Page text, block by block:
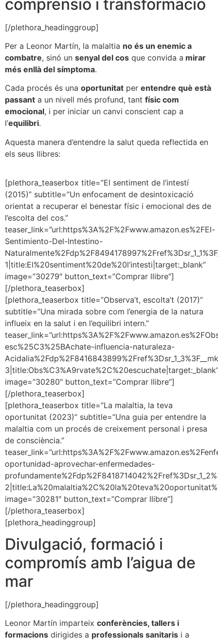
comprensió i transformació
[/plethora_headinggroup]
Per a Leonor Martín, la malaltia no és un enemic a
combatre, sinó un senyal del cos que convida a mirar
més enllà del símptoma.
Cada procés és una oportunitat per entendre què està
passant a un nivell més profund, tant físic com
emocional, i per iniciar un canvi conscient cap a
l’equilibri.
Aquesta manera d’entendre la salut queda reflectida en
els seus llibres:
[plethora_teaserbox title=”El sentiment de l’intestí
(2015)” subtitle=”Un enfocament de desintoxicació
orientat a recuperar el benestar físic i emocional des de
l’escolta del cos.”
teaser_link=”url:https%3A%2F%2Fwww.amazon.es%2FEl-
Sentimiento-Del-Intestino-
1|title:El%20sentiment%20de%20l’intesti|target:_blank”
image=”30279″ button_text=”Comprar llibre”]
[/plethora_teaserbox]
[plethora_teaserbox title=”Observa’t, escolta’t (2017)”
subtitle=”Una mirada sobre com l’energia de la natura
influeix en la salut i en l’equilibri intern.”
esc%25C3%25BAchate-influencia-naturaleza-
image=”30280″ button_text=”Comprar llibre”]
[/plethora_teaserbox]
[plethora_teaserbox title=”La malaltia, la teva
oportunitat (2023)” subtitle=”Una guia per entendre la
malaltia com un procés de creixement personal i presa
de consciència.”
oportunidad-aprovechar-enfermedades-
image=”30281″ button_text=”Comprar llibre”]
[/plethora_teaserbox]
[plethora_headinggroup]
Divulgació, formació i
compromís amb l’aigua de
mar
[/plethora_headinggroup]
Leonor Martín imparteix conferències, tallers i
formacions dirigides a professionals sanitaris i a